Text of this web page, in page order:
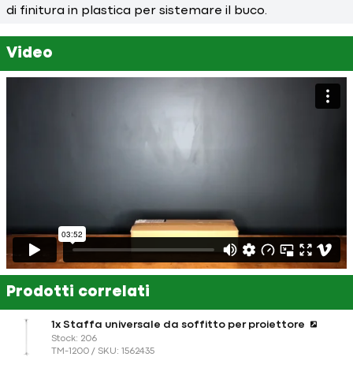
di finitura in plastica per sistemare il buco.
Video
Prodotti correlati
1x Staffa universale da soffitto per proiettore
Stock: 206
TM-1200 / SKU: 1562435